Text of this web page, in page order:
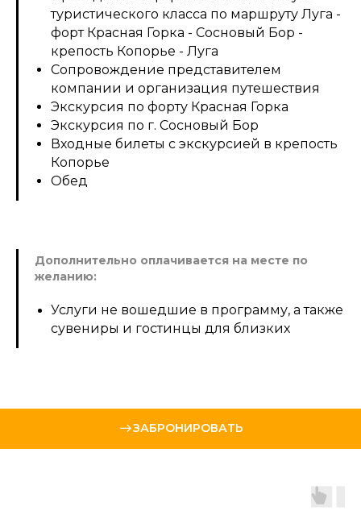
туристического класса по маршруту Луга -
форт Красная Горка - Сосновый Бор -
крепость Копорье - Луга
Сопровождение представителем
компании и организация путешествия
Экскурсия по форту Красная Горка
Экскурсия по г. Сосновый Бор
Входные билеты с экскурсией в крепость
Копорье
Обед
Дополнительно оплачивается на месте по
желанию:
Услуги не вошедшие в программу, а также
сувениры и гостинцы для близких
ЗАБРОНИРОВАТЬ